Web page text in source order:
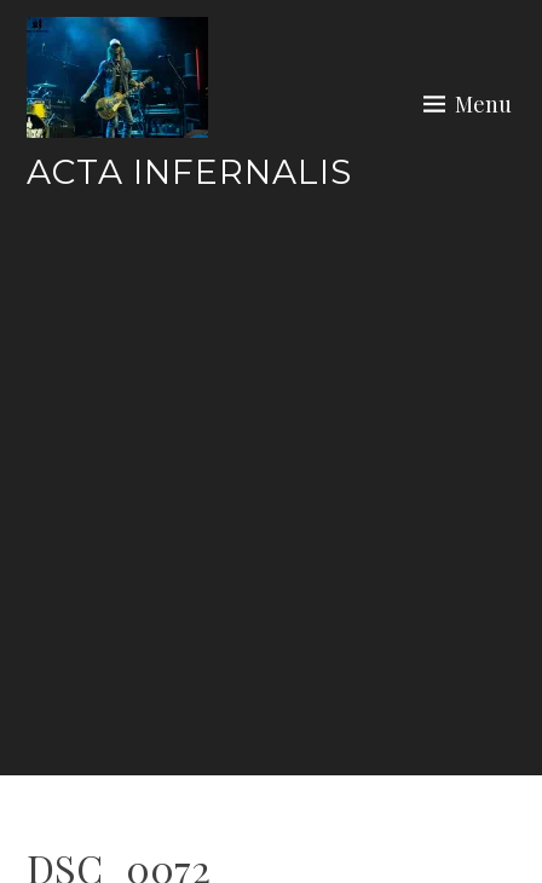
Skip
content
ACTA INFERNALIS
Menu
DSC_0072